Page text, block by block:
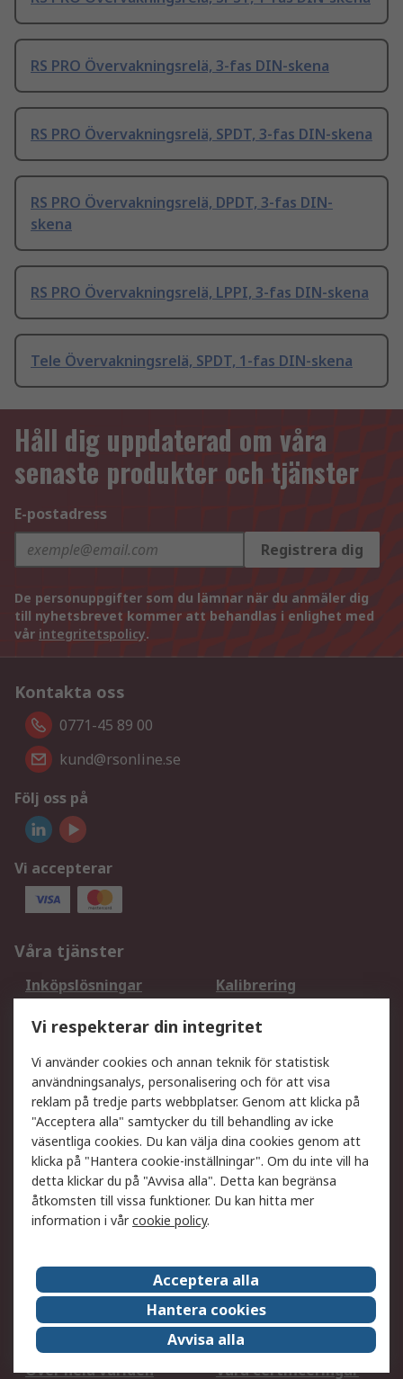
RS PRO Övervakningsrelä, 3-fas DIN-skena
RS PRO Övervakningsrelä, SPDT, 3-fas DIN-skena
RS PRO Övervakningsrelä, DPDT, 3-fas DIN-
skena
RS PRO Övervakningsrelä, LPPI, 3-fas DIN-skena
Tele Övervakningsrelä, SPDT, 1-fas DIN-skena
Håll dig uppdaterad om våra
senaste produkter och tjänster
E-postadress
Registrera dig
De personuppgifter som du lämnar när du anmäler dig
till nyhetsbrevet kommer att behandlas i enlighet med
vår integritetspolicy.
Kontakta oss
0771-45 89 00
kund@rsonline.se
Följ oss på
Vi accepterar
Våra tjänster
Inköpslösningar
Kalibrering
DesignSpark
Teknisk Support
Ditt lokala säljteam
Exportlösningar
Support
Få hjälp
Retur av varor
Leverans
Spåra din order
Begär en fakturakopi
Fördelar med RS-konto
Betalningsalternativ
Om RS
Försäljningsvillkor
Det juridiska
Press Centre
Jobba hos RS
ESG
Över hela världen
Våra certificeringar
Vi respekterar din integritet
Vi använder cookies och annan teknik för statistisk
användningsanalys, personalisering och för att visa
reklam på tredje parts webbplatser. Genom att klicka på
"Acceptera alla" samtycker du till behandling av icke
väsentliga cookies. Du kan välja dina cookies genom att
klicka på "Hantera cookie-inställningar". Om du inte vill ha
detta klickar du på "Avvisa alla". Detta kan begränsa
åtkomsten till vissa funktioner. Du kan hitta mer
information i vårcookie policy.
Acceptera alla
Hantera cookies
Avvisa alla